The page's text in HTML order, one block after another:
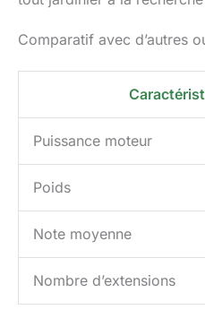
Comparatif avec d’autres
Puissance moteur
Poids
Note moyenne
Nombre d’extensions